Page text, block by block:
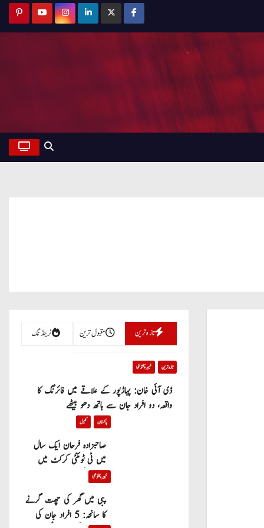
تازہ ترین مقبول ترین ٹرینڈنگ
تازہ ترین خیبر پختونخوا
ڈی آئی خان: پہاڑپور کے علاقے میں فائرنگ کا
واقعہ، دو افراد جان سے ہاتھ دھو بیٹھے
پاکستان کھیل
صاحبزادہ فرحان ایک سال
میں ٹی ٹوئنٹی کرکٹ میں
100 چھکے لگانے والے پہلے
پاکستانی بیٹر بن گئے
خیبر پختونخوا
پبی میں گھر کی چھت گرنے
کا سانحہ: 5 افراد جان کی